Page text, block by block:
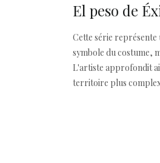
El peso de
Cette série
symbole du costume,
L'artiste approfondit
territoire plus